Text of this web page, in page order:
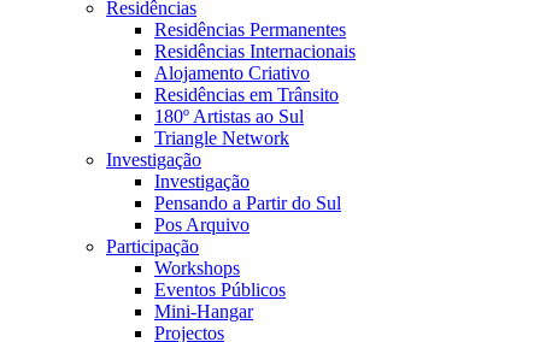
Residências
Residências Permanentes
Residências Internacionais
Alojamento Criativo
Residências em Trânsito
180º Artistas ao Sul
Triangle Network
Investigação
Investigação
Pensando a Partir do Sul
Pos Arquivo
Participação
Workshops
Eventos Públicos
Mini-Hangar
Projectos